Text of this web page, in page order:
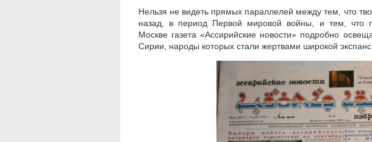
Нельзя не видеть прямых параллелей между тем, что
назад, в период Первой мировой войны, и тем, что
Москве газета «Ассирийские новости» подробно
Сирии, народы которых стали жертвами широкой